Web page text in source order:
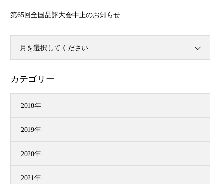
第65回全国品評大会中止のお知らせ
月を選択してください
カテゴリー
2018年
2019年
2020年
2021年